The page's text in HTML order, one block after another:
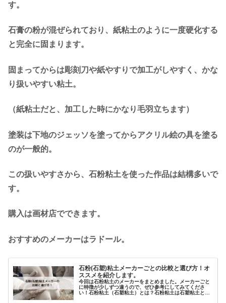
す。
石膏の粉が混ぜられており、紙粘土のように一度硬化する
と完全に固まります。
固まってからは彫刻刀や紙やすりで加工がしやすく、かな
り扱いやすい粘土。
（紙粘土だと、加工した時にかなり毛羽立ちます）
塗装は下地のジェッソを塗ってからアクリル絵の具を塗る
のが一般的。
この扱いやすさから、石粉粘土を使った作品は結構多いで
す。
購入は画材店でできます。
おすすめのメーカーはラドール。
石粉(石塑)粘土メーカーごとの比較と選び方！オ
ススメを紹介します。
今回は石粉粘土のメーカーをまとめました。メーカーごと
に特徴が少しずつ違うので、ぜひ参考にしてみてくださ
い！石粉粘土（石塑粘土）とは？石粉粘土は石塑粘土とも